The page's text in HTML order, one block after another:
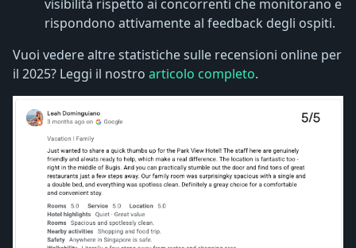
visibilità rispetto ai concorrenti che monitorano e
rispondono attivamente al feedback degli ospiti.
Vuoi vedere altre statistiche sulle recensioni online per
il 2025? Leggi il nostro articolo completo.